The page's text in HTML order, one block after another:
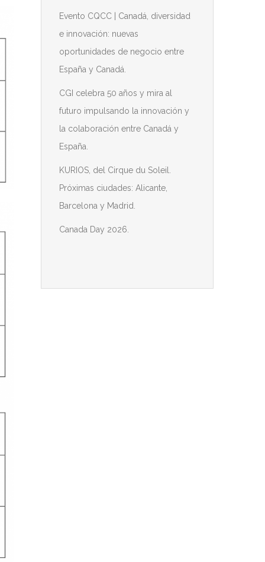
Evento CQCC | Canadá, diversidad
e innovación: nuevas
oportunidades de negocio entre
España y Canadá.
CGI celebra 50 años y mira al
futuro impulsando la innovación y
la colaboración entre Canadá y
España.
KURIOS, del Cirque du Soleil.
Próximas ciudades: Alicante,
Barcelona y Madrid.
Canada Day 2026.